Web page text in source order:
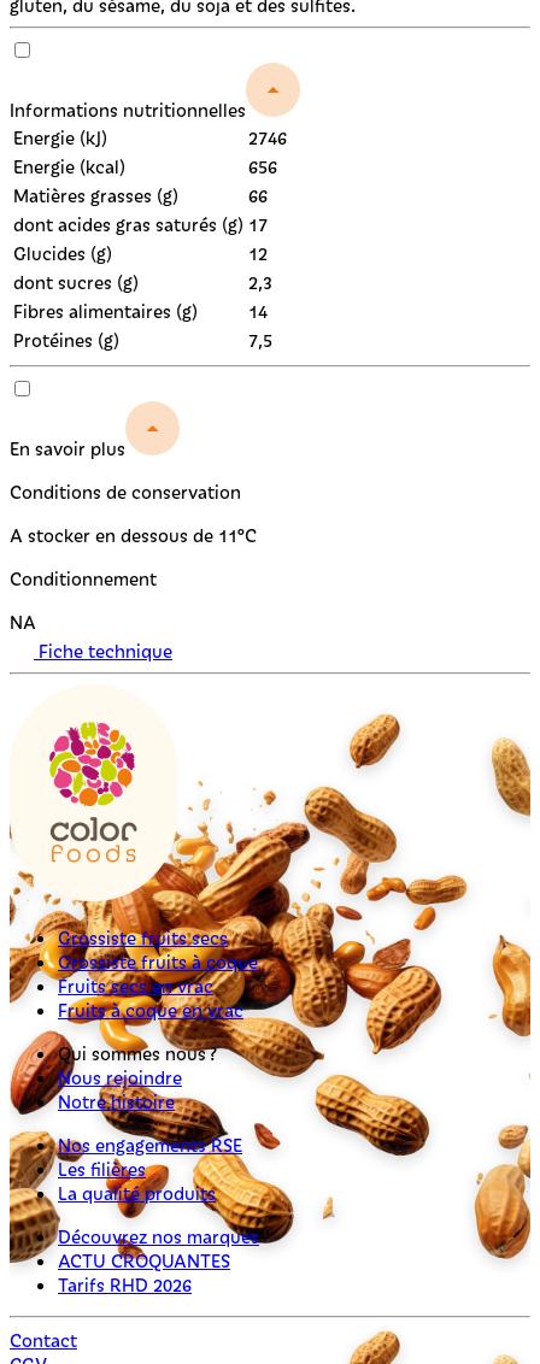
gluten, du sésame, du soja et des sulfites.
Informations nutritionnelles
Energie (kJ)
2746
Energie (kcal)
656
Matières grasses (g)
66
dont acides gras saturés (g) 17
Glucides (g)
12
dont sucres (g)
2,3
Fibres alimentaires (g)
14
Protéines (g)
7,5
En savoir plus
Conditions de conservation
A stocker en dessous de 11°C
Conditionnement
NA
Fiche technique
Grossiste fruits secs
Grossiste fruits à coque
Fruits secs en vrac
Fruits à coque en vrac
Qui sommes nous ?
Nous rejoindre
Notre histoire
Nos engagements RSE
Les filières
La qualité produits
Découvrez nos marques
ACTU CROQUANTES
Tarifs RHD 2026
Contact